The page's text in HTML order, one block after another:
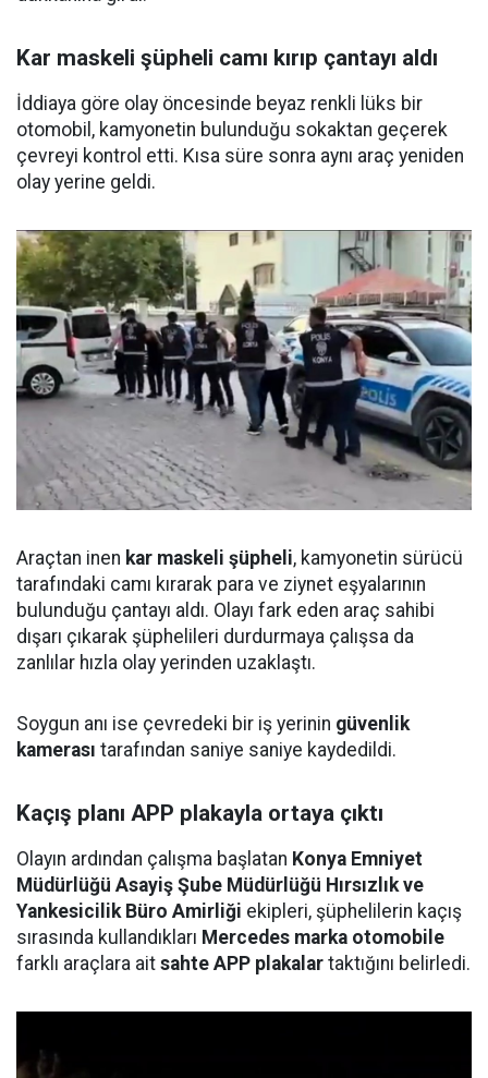
Kar maskeli şüpheli camı kırıp çantayı aldı
İddiaya göre olay öncesinde beyaz renkli lüks bir
otomobil, kamyonetin bulunduğu sokaktan geçerek
çevreyi kontrol etti. Kısa süre sonra aynı araç yeniden
olay yerine geldi.
Araçtan inen kar maskeli şüpheli, kamyonetin sürücü
tarafındaki camı kırarak para ve ziynet eşyalarının
bulunduğu çantayı aldı. Olayı fark eden araç sahibi
dışarı çıkarak şüphelileri durdurmaya çalışsa da
zanlılar hızla olay yerinden uzaklaştı.
Soygun anı ise çevredeki bir iş yerinin güvenlik
kamerası tarafından saniye saniye kaydedildi.
Kaçış planı APP plakayla ortaya çıktı
Olayın ardından çalışma başlatan Konya Emniyet
Müdürlüğü Asayiş Şube Müdürlüğü Hırsızlık ve
Yankesicilik Büro Amirliği ekipleri, şüphelilerin kaçış
sırasında kullandıkları Mercedes marka otomobile
farklı araçlara ait sahte APP plakalar taktığını belirledi.